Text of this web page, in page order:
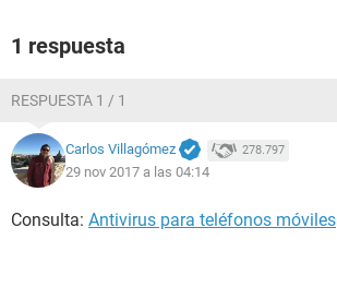
1 respuesta
RESPUESTA 1 / 1
Carlos Villagómez 278.797
29 nov 2017 a las 04:14
Consulta: Antivirus para teléfonos móviles